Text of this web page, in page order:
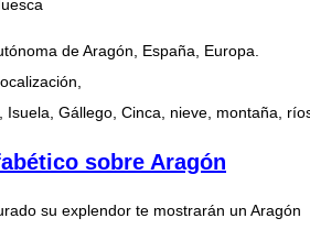
de Aragón, España, Europa.
Gállego, Cinca, nieve, montaña,
sobre Aragón
su explendor te mostrarán un Aragón